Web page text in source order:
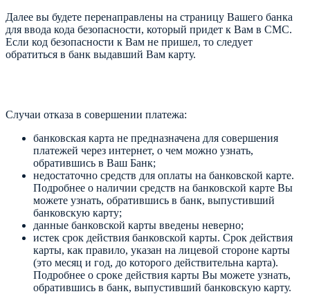
Далее вы будете перенаправлены на страницу Вашего банка
для ввода кода безопасности, который придет к Вам в СМС.
Если код безопасности к Вам не пришел, то следует
обратиться в банк выдавший Вам карту.
Случаи отказа в совершении платежа:
банковская карта не предназначена для совершения
платежей через интернет, о чем можно узнать,
обратившись в Ваш Банк;
недостаточно средств для оплаты на банковской карте.
Подробнее о наличии средств на банковской карте Вы
можете узнать, обратившись в банк, выпустивший
банковскую карту;
данные банковской карты введены неверно;
истек срок действия банковской карты. Срок действия
карты, как правило, указан на лицевой стороне карты
(это месяц и год, до которого действительна карта).
Подробнее о сроке действия карты Вы можете узнать,
обратившись в банк, выпустивший банковскую карту.